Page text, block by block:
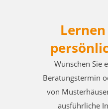
Wünschen Sie
Beratungstermin
von
ausführliche